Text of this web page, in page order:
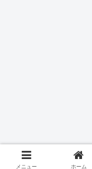
メニュー ホーム